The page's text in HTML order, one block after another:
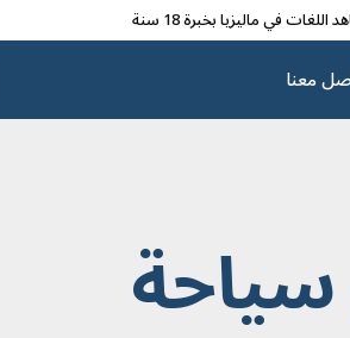
في مالیزیا بخبرة 18 سنة
معنا
سياحة